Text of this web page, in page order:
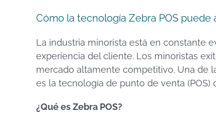
Cómo la tecnología Zebra POS
La industria minorista está en constante
experiencia del cliente. Los minoristas
mercado altamente competitivo. Una de
es la tecnología de punto de venta (POS)
¿Qué es Zebra POS?